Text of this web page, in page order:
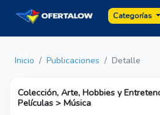
Categorías
Inicio Publicaciones Detalle
Colección, Arte, Hobbies y
Películas > Música